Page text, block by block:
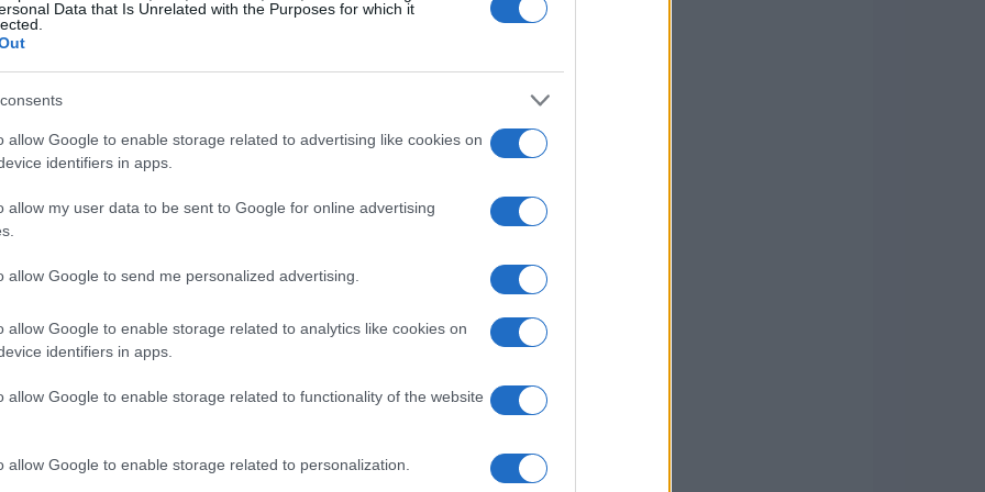
Data that Is Unrelated with the Purposes for which it
allow Google to enable storage related to advertising like cookies on
identifiers in apps.
allow my user data to be sent to Google for online advertising
allow Google to send me personalized advertising.
allow Google to enable storage related to analytics like cookies on
identifiers in apps.
allow Google to enable storage related to functionality of the website
allow Google to enable storage related to personalization.
ninguém pode confirmar a credibilidade de
como token de jogos de lula, não tinham
reais de jogos de lula. Esses tokens são feitos
sobre criptomoedas.
ao token da Amazon foi publicado em uma página do
postagem patrocinada visando um público
e verificado e está pronto para a pré-venda.
Jeff Bezos, e um logotipo do token amazon que foi feito
está acessível no momento.